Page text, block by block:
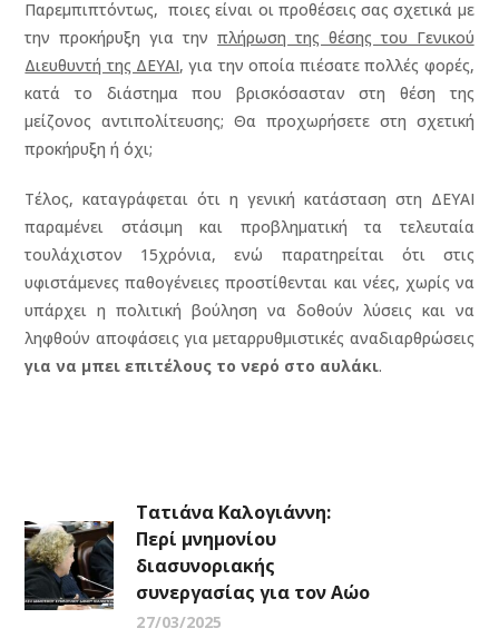
Παρεμπιπτόντως, ποιες είναι οι προθέσεις σας σχετικά με
την προκήρυξη για την πλήρωση της θέσης του Γενικού
Διευθυντή της ΔΕΥΑΙ, για την οποία πιέσατε πολλές φορές,
κατά το διάστημα που βρισκόσασταν στη θέση της
μείζονος αντιπολίτευσης; Θα προχωρήσετε στη σχετική
προκήρυξη ή όχι;
Τέλος, καταγράφεται ότι η γενική κατάσταση στη ΔΕΥΑΙ
παραμένει στάσιμη και προβληματική τα τελευταία
τουλάχιστον 15χρόνια, ενώ παρατηρείται ότι στις
υφιστάμενες παθογένειες προστίθενται και νέες, χωρίς να
υπάρχει η πολιτική βούληση να δοθούν λύσεις και να
ληφθούν αποφάσεις για μεταρρυθμιστικές αναδιαρθρώσεις
για να μπει επιτέλους το νερό στο αυλάκι.
Τατιάνα Καλογιάννη:
Περί μνημονίου
διασυνοριακής
συνεργασίας για τον Αώο
27/03/2025